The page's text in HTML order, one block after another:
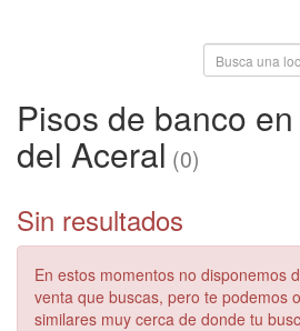
Pisos de banco
del Aceral (0)
Sin resultados
En estos momentos no disponemos
venta que buscas, pero te podemos
similares muy cerca de donde tu